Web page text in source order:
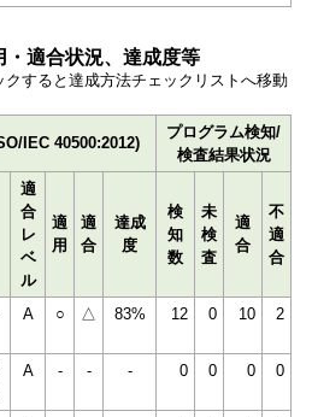
・適合状況、達成度等
すると達成方法チェックリストへ移動
IEC 40500:2012)
プログラム検知/
検査結果状況
適
合
レ
ベ
ル
適
用
適
合
達成
度
検
知
数
未
検
査
適
合
不
適
合
A ○ △ 83% 12 0 10 2
A - - - 0 0 0 0